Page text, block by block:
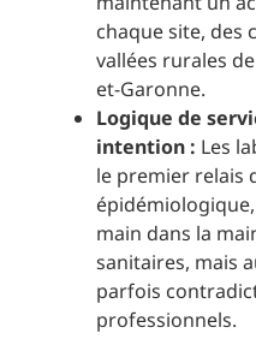
chaque site, des
vallées rurales
et-Garonne.
Logique de
intention : Les
le premier relais
main dans la
sanitaires, mais
parfois
professionnels.